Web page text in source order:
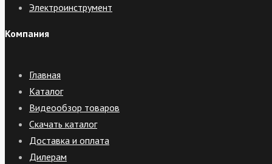
Электроинструмент
Компания
Главная
Каталог
Видеообзор товаров
Скачать каталог
Доставка и оплата
Дилерам